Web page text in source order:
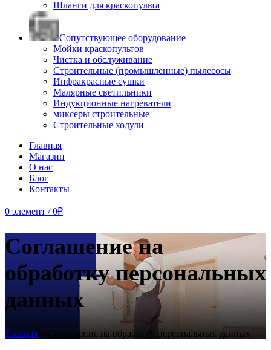
Шланги для краскопульта
Сопутствующее оборудование
Мойки краскопультов
Чистка и обслуживание
Строительные (промышленные) пылесосы
Инфракрасные сушки
Малярные светильники
Индукционные нагреватели
миксеры строительные
Строительные ходули
Главная
Магазин
О нас
Блог
Контакты
0 элемент / 0₽
Соглашение на
обработку персональных
данных
Главная » Соглашение на обработку персональных данных